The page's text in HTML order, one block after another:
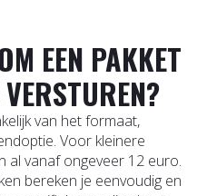
EEN PAKKET
van het formaat,
Voor kleinere
al vanaf ongeveer 12 euro.
bereken je eenvoudig en